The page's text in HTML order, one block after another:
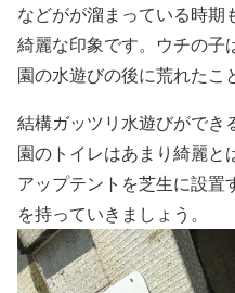
などがが溜まっている時期
綺麗な印象です。ウチの子
園の水遊びの後に荒れたこ
結構ガッツリ水遊びができ
園のトイレはあまり綺麗と
アップテントを芝生に設置
を持っていきましょう。